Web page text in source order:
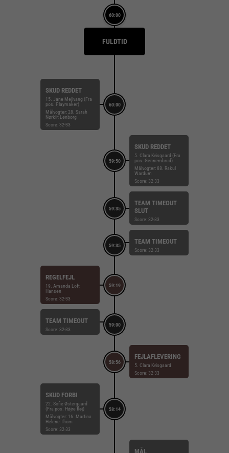
60:00
FULDTID
60:00
SKUD REDDET
15. Jane Mejlvang (Fra
pos. Playmaker)
Målvogter: 28. Sarah
Nørklit Lønborg
Score: 32-33
59:50
SKUD REDDET
5. Clara Kvisgaard (Fra
pos. Gennembrud)
Målvogter: 88. Rakul
Wardum
Score: 32-33
59:35
TEAM TIMEOUT
SLUT
Score: 32-33
59:35
TEAM TIMEOUT
Score: 32-33
59:19
REGELFEJL
19. Amanda Loft
Hansen
Score: 32-33
59:00
TEAM TIMEOUT
Score: 32-33
58:56
FEJLAFLEVERING
5. Clara Kvisgaard
Score: 32-33
58:14
SKUD FORBI
22. Sofie Østergaard
(Fra pos. Højre fløj)
Målvogter: 16. Martina
Helene Thörn
Score: 32-33
MÅL